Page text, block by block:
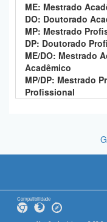
ME: Mestrado
DO: Doutorado
MP: Mestrado
DP: Doutorado
ME/DO: Mestrado
Acadêmico
MP/DP: Mestrado
Profissional
Compatibilidade